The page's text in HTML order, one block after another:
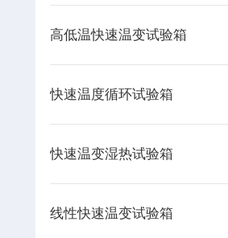
高低温快速温变试验箱
快速温度循环试验箱
快速温变湿热试验箱
线性快速温变试验箱